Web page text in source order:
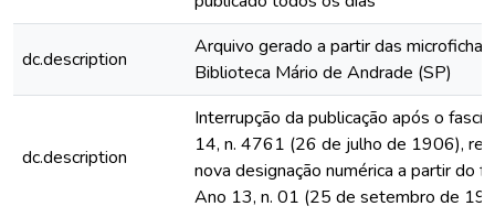
dc.description
Arquivo gerado a partir das
Biblioteca Mário de Andrade (SP)
dc.description
Interrupção da publicação após o
14, n. 4761 (26 de julho de 1906),
nova designação numérica a partir do
Ano 13, n. 01 (25 de setembro de